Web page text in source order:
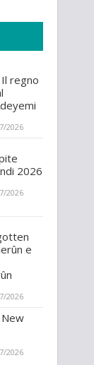
regno
2026
2026
2026
e
2026
2026